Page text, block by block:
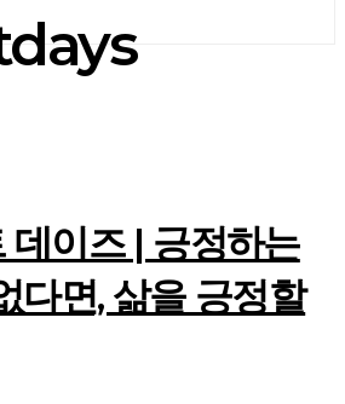
데이즈 | 긍정하는
다면, 삶을 긍정할